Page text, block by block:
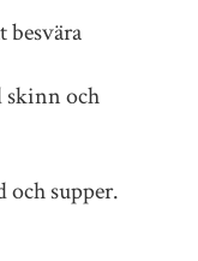
besvära
skinn och
och supper.